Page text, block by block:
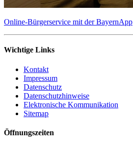
Online-Bürgerservice mit der BayernApp
Wichtige Links
Kontakt
Impressum
Datenschutz
Datenschutzhinweise
Elektronische Kommunikation
Sitemap
Öffnungszeiten